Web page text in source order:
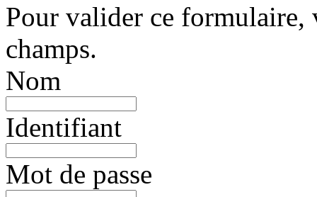
Pour valider ce formulaire,
champs.
Nom
Identifiant
Mot de passe